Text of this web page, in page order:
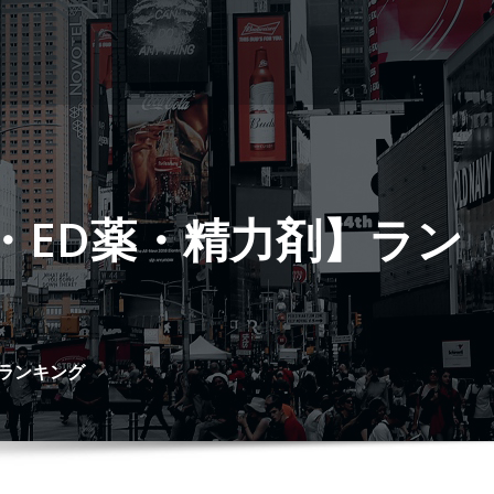
ED薬・精力剤】ラン
ンキング